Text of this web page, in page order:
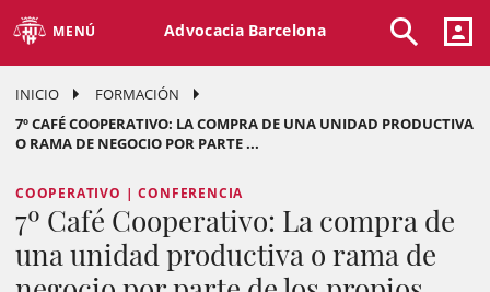
MENÚ Advocacia Barcelona
INICIO
FORMACIÓN
7º CAFÉ COOPERATIVO: LA COMPRA DE UNA UNIDAD PRODUCTIVA
O RAMA DE NEGOCIO POR PARTE ...
COOPERATIVO | CONFERENCIA
7º Café Cooperativo: La compra de
una unidad productiva o rama de